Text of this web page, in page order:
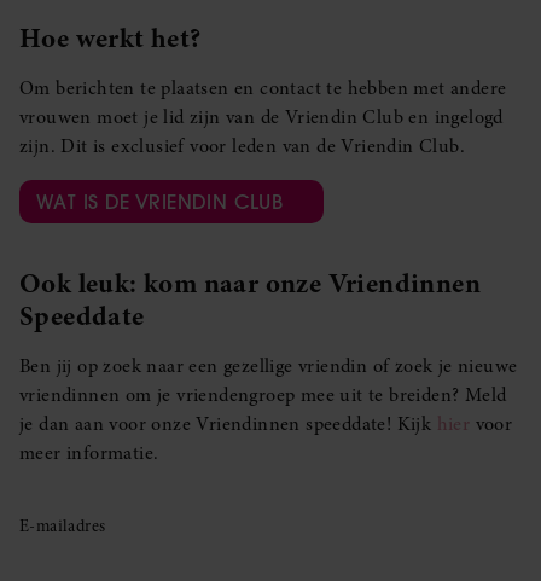
Hoe werkt het?
Om berichten te plaatsen en contact te hebben met andere
vrouwen moet je lid zijn van de Vriendin Club en ingelogd
zijn. Dit is exclusief voor leden van de Vriendin Club.
WAT IS DE VRIENDIN CLUB
Ook leuk: kom naar onze Vriendinnen
Speeddate
Ben jij op zoek naar een gezellige vriendin of zoek je nieuwe
vriendinnen om je vriendengroep mee uit te breiden? Meld
je dan aan voor onze Vriendinnen speeddate! Kijk hier voor
meer informatie.
E-mailadres